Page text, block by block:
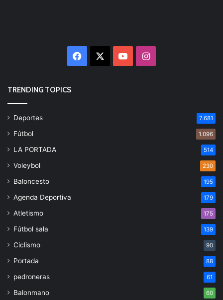
Facebook YouTubeInstagram
TRENDING TOPICS
Deportes 7.681
Fútbol 1.096
LA PORTADA 514
Voleybol 230
Baloncesto 195
Agenda Deportiva 179
Atletismo 175
Fútbol sala 139
Ciclismo 90
Portada 88
pedroneras 61
Balonmano 60